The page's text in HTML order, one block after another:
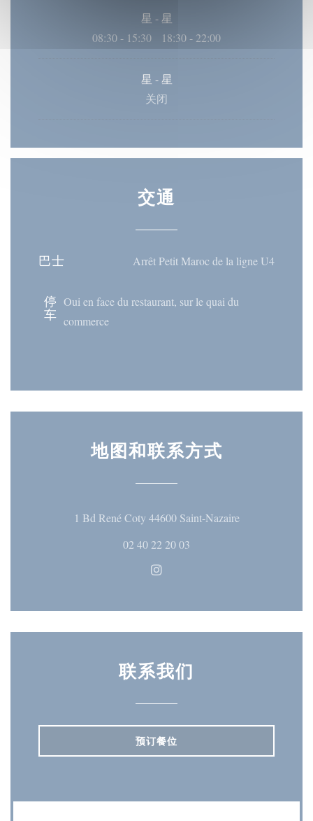
星 -星
08:30 - 15:30
18:30 - 22:00
星 -星
关闭
交通
巴士 Arrêt Petit Maroc de la ligne U4
停
车
Oui en face du restaurant, sur le quai du
commerce
地图和联系方式
1 Bd René Coty 44600 Saint-Nazaire((在新窗口中
02 40 22 20 03
Instagram ((在新窗口中打开
联系我们
预订餐位